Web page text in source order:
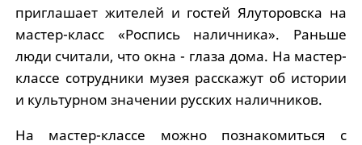
приглашает жителей и гостей Ялуторовска на
мастер-класс «Роспись наличника». Раньше
люди считали, что окна - глаза дома. На мастер-
классе сотрудники музея расскажут об истории
и культурном значении русских наличников.
На мастер-классе можно познакомиться с